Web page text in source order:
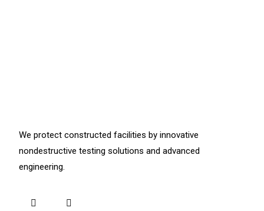
We protect constructed facilities by innovative
nondestructive testing solutions and advanced
engineering.